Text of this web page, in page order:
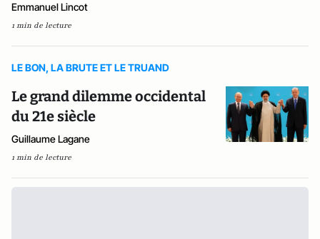
Emmanuel Lincot
1 min de lecture
LE BON, LA BRUTE ET LE TRUAND
Le grand dilemme occidental
du 21e siècle
Guillaume Lagane
1 min de lecture